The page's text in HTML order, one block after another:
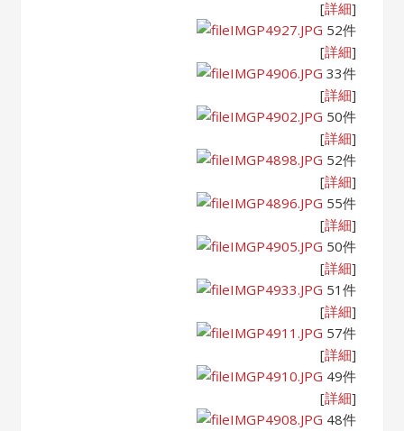
[詳細]
IMGP4927.JPG 52件
[詳細]
IMGP4906.JPG 33件
[詳細]
IMGP4902.JPG 50件
[詳細]
IMGP4898.JPG 52件
[詳細]
IMGP4896.JPG 55件
[詳細]
IMGP4905.JPG 50件
[詳細]
IMGP4933.JPG 51件
[詳細]
IMGP4911.JPG 57件
[詳細]
IMGP4910.JPG 49件
[詳細]
IMGP4908.JPG 48件